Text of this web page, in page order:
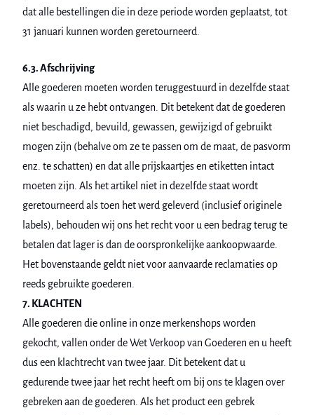
dat alle bestellingen die in deze periode worden geplaatst, tot
31 januari kunnen worden geretourneerd.
6.3. Afschrijving
Alle goederen moeten worden teruggestuurd in dezelfde staat
als waarin u ze hebt ontvangen. Dit betekent dat de goederen
niet beschadigd, bevuild, gewassen, gewijzigd of gebruikt
mogen zijn (behalve om ze te passen om de maat, de pasvorm
enz. te schatten) en dat alle prijskaartjes en etiketten intact
moeten zijn. Als het artikel niet in dezelfde staat wordt
geretourneerd als toen het werd geleverd (inclusief originele
labels), behouden wij ons het recht voor u een bedrag terug te
betalen dat lager is dan de oorspronkelijke aankoopwaarde.
Het bovenstaande geldt niet voor aanvaarde reclamaties op
reeds gebruikte goederen.
7. KLACHTEN
Alle goederen die online in onze merkenshops worden
gekocht, vallen onder de Wet Verkoop van Goederen en u heeft
dus een klachtrecht van twee jaar. Dit betekent dat u
gedurende twee jaar het recht heeft om bij ons te klagen over
gebreken aan de goederen. Als het product een gebrek